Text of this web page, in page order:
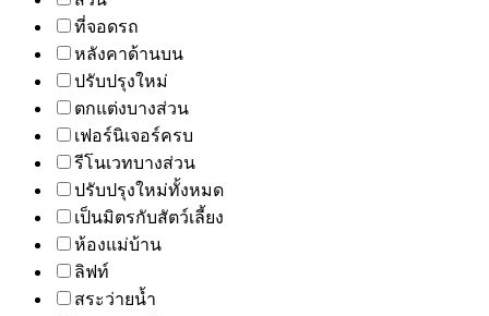
ที่จอดรถ
หลังคาด้านบน
ปรับปรุงใหม่
ตกแต่งบางส่วน
เฟอร์นิเจอร์ครบ
รีโนเวทบางส่วน
ปรับปรุงใหม่ทั้งหมด
เป็นมิตรกับสัตว์เลี้ยง
ห้องแม่บ้าน
ลิฟท์
สระว่ายน้ำ